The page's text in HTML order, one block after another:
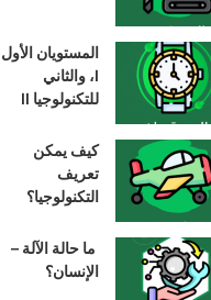
المستويان الأول
I، والثاني
للتكنولوجيا II
كيف يمكن
تعريف
التكنولوجيا؟
ما حالة الآلة –
الإنسان؟